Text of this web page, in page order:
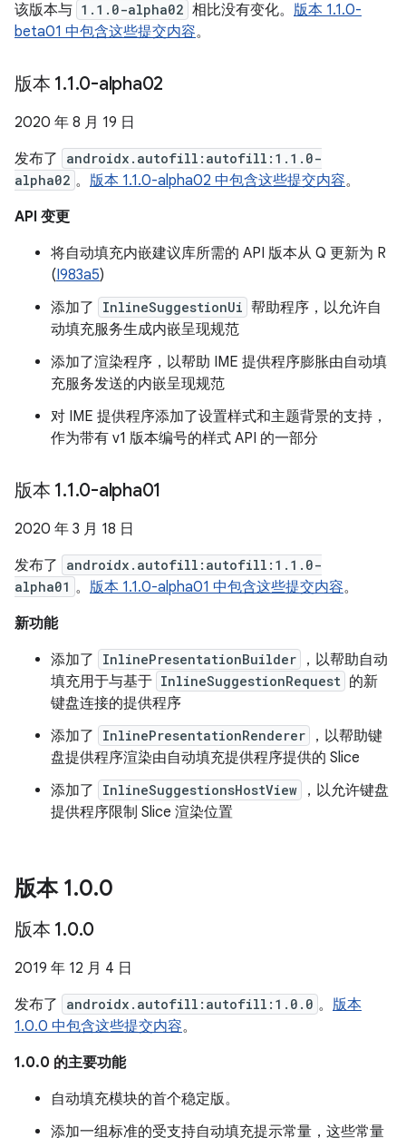
该版本与 1.1.0-alpha02 相比没有变化。 版本 1.1.0-
beta01 中包含这些提交内容。
版本 1.1.0-alpha02
2020 年 8 月 19 日
发布了
androidx.autofill:autofill:1.1.0-
alpha02 。 版本 1.1.0-alpha02 中包含这些提交内容。
API 变更
将自动填充内嵌建议库所需的 API 版本从 Q 更新为 R
(I983a5)
添加了
InlineSuggestionUi 帮助程序，以允许自
动填充服务生成内嵌呈现规范
添加了渲染程序，以帮助 IME 提供程序膨胀由自动填
充服务发送的内嵌呈现规范
对 IME 提供程序添加了设置样式和主题背景的支持，
作为带有 v1 版本编号的样式 API 的一部分
版本 1.1.0-alpha01
2020 年 3 月 18 日
发布了
androidx.autofill:autofill:1.1.0-
alpha01 。 版本 1.1.0-alpha01 中包含这些提交内容。
新功能
添加了
InlinePresentationBuilder
，以帮助自动
填充用于与基于 InlineSuggestionRequest 的新
键盘连接的提供程序
添加了
InlinePresentationRenderer
，以帮助键
盘提供程序渲染由自动填充提供程序提供的 Slice
添加了
InlineSuggestionsHostView
，以允许键盘
提供程序限制 Slice 渲染位置
版本 1.0.0
版本 1.0.0
2019 年 12 月 4 日
发布了
androidx.autofill:autofill:1.0.0 。 版本
1.0.0 中包含这些提交内容。
1.0.0 的主要功能
自动填充模块的首个稳定版。
添加一组标准的受支持自动填充提示常量，这些常量